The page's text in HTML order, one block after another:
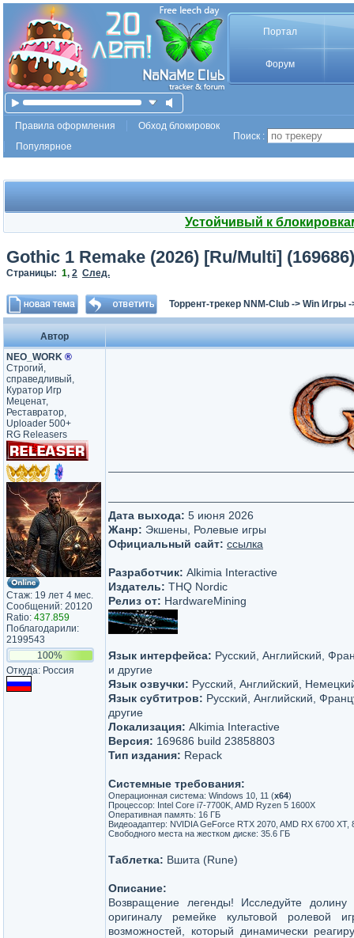
Портал
Форум
Правила оформления
Обход блокировок
Популярное
Поиск :
Устойчивый к
Gothic 1 Remake (2026) [Ru/Multi]
Страницы: 1, 2 След.
Торрент-трекер NNM-Club -> Win Игры
Автор
NEO_WORK ®
Строгий,
справедливый,
Куратор Игр
Меценат,
Реставратор,
Uploader 500+
RG Releasers
Стаж: 19 лет 4 мес.
Сообщений: 20120
Ratio: 437.859
Поблагодарили:
2199543
100%
Откуда: Россия
Дата выхода: 5 июня 2026
Жанр: Экшены, Ролевые игры
Официальный сайт: ссылка
Разработчик: Alkimia Interactive
Издатель: THQ Nordic
Релиз от: HardwareMining
Язык интерфейса: Русский, Английский,
и другие
Язык озвучки: Русский, Английский,
Язык субтитров: Русский, Английский,
другие
Локализация: Alkimia Interactive
Версия: 169686 build 23858803
Тип издания: Repack
Системные требования:
Операционная система: Windows 10, 11 (x64)
Процессор: Intel Core i7-7700K, AMD Ryzen 5 1600X
Оперативная память: 16 ГБ
Видеоадаптер: NVIDIA GeForce RTX 2070, AMD RX 6700 XT,
Свободного места на жестком диске: 35.6 ГБ
Таблетка: Вшита (Rune)
Описание:
Возвращение легенды! Исследуйте
оригиналу ремейке культовой ролевой
возможностей, который динамически